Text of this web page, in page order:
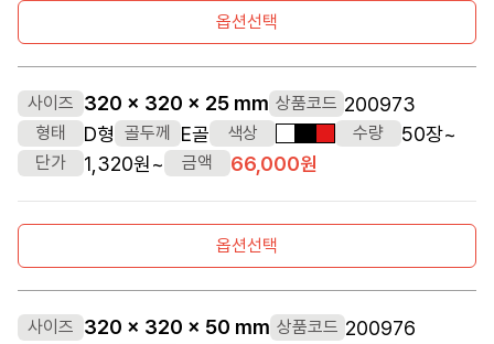
옵션선택
사이즈 320 x 320 x 25 mm 상품코드 200973
형태 D형 골두께 E골 색상 흰색검정색빨간색수량 50장~
단가 1,320원~ 금액 66,000원
옵션선택
사이즈 320 x 320 x 50 mm 상품코드 200976